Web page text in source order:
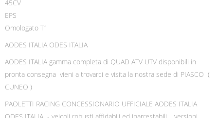
45CV
EPS
Omologato T1
AODES ITALIA ODES ITALIA
AODES ITALIA gamma completa di QUAD ATV UTV disponibili in
pronta consegna vieni a trovarci e visita la nostra sede di PIASCO (
CUNEO )
PAOLETTI RACING CONCESSIONARIO UFFICIALE AODES ITALIA